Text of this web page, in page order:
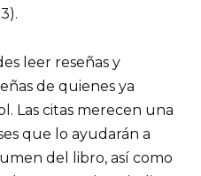
leer reseñas y
de quienes ya
Las citas merecen una
que lo ayudarán a
del libro, así como